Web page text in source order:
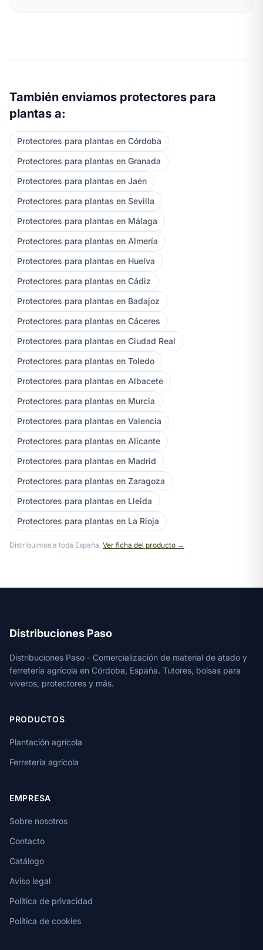
También enviamos protectores para
plantas a:
Protectores para plantas en Córdoba
Protectores para plantas en Granada
Protectores para plantas en Jaén
Protectores para plantas en Sevilla
Protectores para plantas en Málaga
Protectores para plantas en Almería
Protectores para plantas en Huelva
Protectores para plantas en Cádiz
Protectores para plantas en Badajoz
Protectores para plantas en Cáceres
Protectores para plantas en Ciudad Real
Protectores para plantas en Toledo
Protectores para plantas en Albacete
Protectores para plantas en Murcia
Protectores para plantas en Valencia
Protectores para plantas en Alicante
Protectores para plantas en Madrid
Protectores para plantas en Zaragoza
Protectores para plantas en Lleida
Protectores para plantas en La Rioja
Distribuimos a toda España. Ver ficha del producto →
Distribuciones Paso
Distribuciones Paso - Comercialización de material de atado y
ferretería agrícola en Córdoba, España. Tutores, bolsas para
viveros, protectores y más.
PRODUCTOS
Plantación agrícola
Ferretería agrícola
EMPRESA
Sobre nosotros
Contacto
Catálogo
Aviso legal
Política de privacidad
Política de cookies